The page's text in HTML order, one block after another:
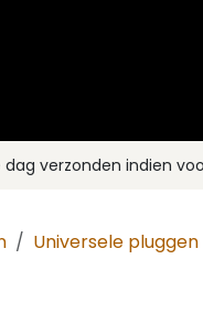
dag verzonden indien
Universele pluggen